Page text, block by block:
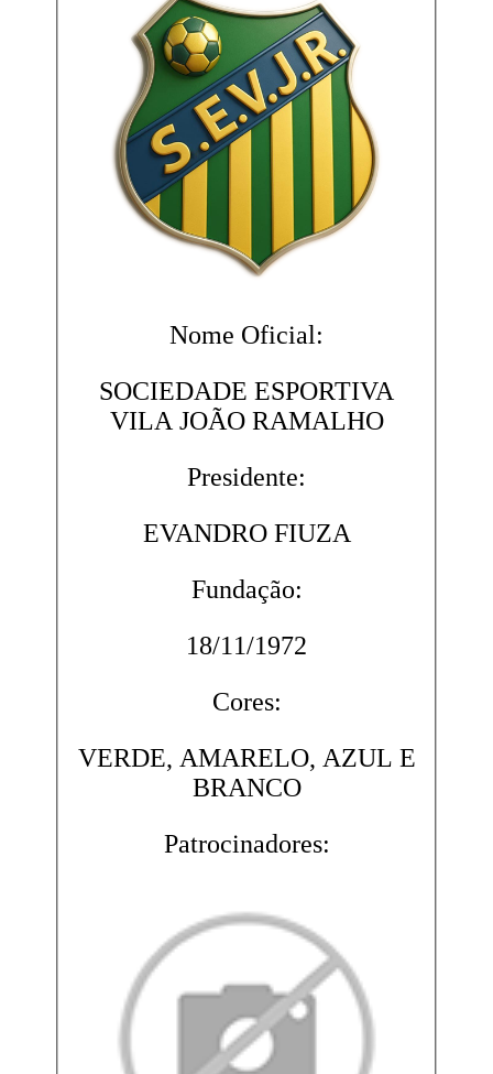
Nome Oficial:
SOCIEDADE ESPORTIVA
VILA JOÃO RAMALHO
Presidente:
EVANDRO FIUZA
Fundação:
18/11/1972
Cores:
VERDE, AMARELO, AZUL E
BRANCO
Patrocinadores: